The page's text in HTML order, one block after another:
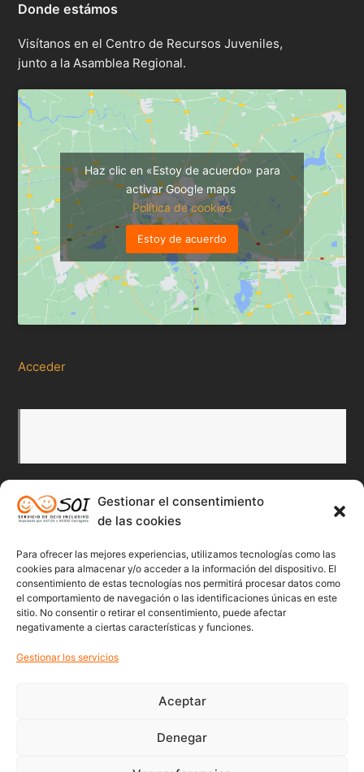
Gestionar el consentimiento
de las cookies
Para ofrecer las mejores experiencias, utilizamos tecnologías como las
cookies para almacenar y/o acceder a la información del dispositivo. El
consentimiento de estas tecnologías nos permitirá procesar datos como
el comportamiento de navegación o las identificaciones únicas en este
sitio. No consentir o retirar el consentimiento, puede afectar
negativamente a ciertas características y funciones.
Gestionar los servicios
Aceptar
Denegar
Donde estámos
Visítanos en el Centro de Recursos Juveniles,
junto a la Asamblea Regional.
Haz clic en «Estoy de acuerdo» para
activar Google maps
Política de cookies
Estoy de acuerdo
Acceder
Redes Sociales
Twitter
Facebook
Youtube
© 2022 Soicartagena | Servicio de ocio inclusivo | diseño: